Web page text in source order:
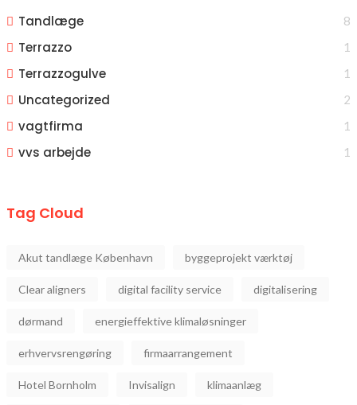
Tandlæge 8
Terrazzo 1
Terrazzogulve 1
Uncategorized 2
vagtfirma 1
vvs arbejde 1
Tag Cloud
Akut tandlæge København byggeprojekt værktøj
Clear aligners digital facility service digitalisering
dørmand energieffektive klimaløsninger
erhvervsrengøring firmaarrangement
Hotel Bornholm Invisalign klimaanlæg